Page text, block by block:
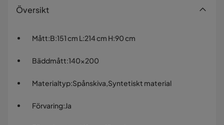
Översikt
Mått:B:151 cm L:214 cm H:90 cm
Bäddmått:140x200
Materialtyp:Spånskiva,Syntetiskt material
Förvaring:Ja